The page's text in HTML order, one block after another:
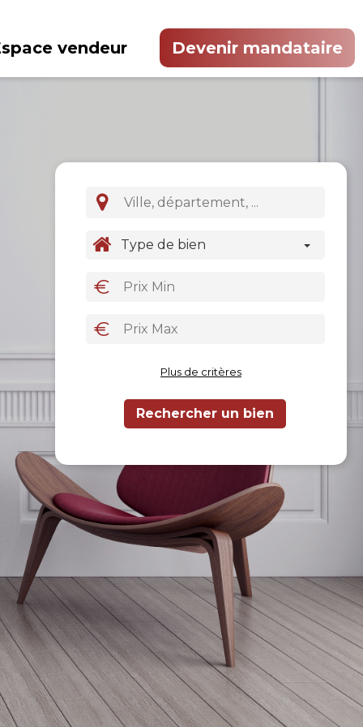
vendeur Devenir mandataire
Type de bien
€
€
Plus de critères